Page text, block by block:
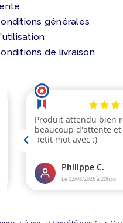
générales
de livraison